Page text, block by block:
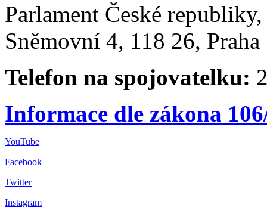
Parlament České
Sněmovní 4, 118 26,
Telefon na spojovatelku:
Informace dle zákona
YouTube
Facebook
Twitter
Instagram